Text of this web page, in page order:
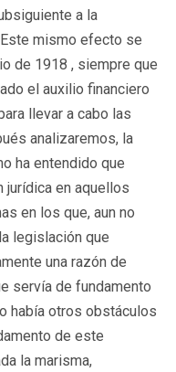
a la
mismo efecto se
de 1918 , siempre que
el auxilio financiero
llevar a cabo las
analizaremos, la
ha entendido que
jurídica en aquellos
en los que, aun no
legislación que
una razón de
servía de fundamento
había otros obstáculos
de este
la marisma,